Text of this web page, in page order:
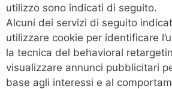
utilizzo sono indicati di seguito.
Alcuni dei servizi di seguito
utilizzare cookie per identificare
la tecnica del behavioral
visualizzare annunci pubblicitari
base agli interessi e al